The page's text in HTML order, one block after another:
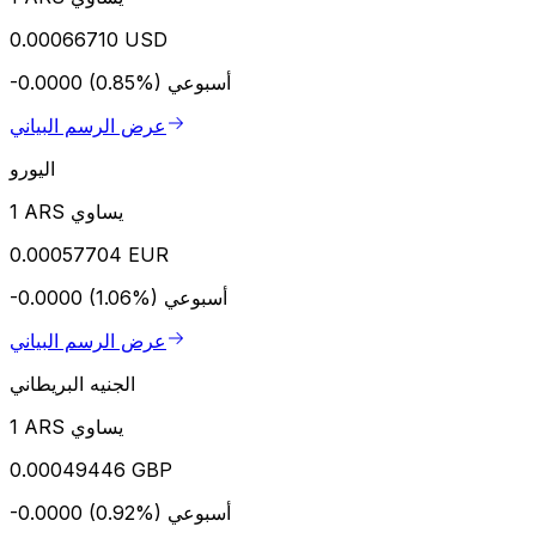
0.00066710 USD
-0.0000 (0.85%) أسبوعي
عرض الرسم البياني
اليورو
1 ARS يساوي
0.00057704 EUR
-0.0000 (1.06%) أسبوعي
عرض الرسم البياني
الجنيه البريطاني
1 ARS يساوي
0.00049446 GBP
-0.0000 (0.92%) أسبوعي